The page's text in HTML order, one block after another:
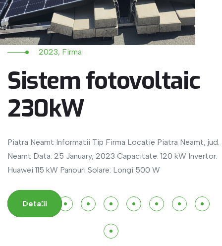
2023, Firma
Sistem fotovoltaic
230kW
Piatra Neamt Informatii Tip Firma Locatie Piatra Neamt, jud.
Neamt Data: 25 January, 2023 Capacitate: 120 kW Invertor:
Huawei 115 kW Panouri Solare: Longi 500 W
Detalii